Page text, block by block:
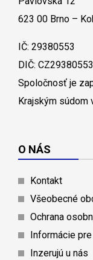
623 00 Brno –
IČ: 29380553
DIČ: CZ29380553
Spoločnosť je
Krajským súdom
O NÁS
Kontakt
Všeobecné
Ochrana
Informácie
Inzerujú u nás